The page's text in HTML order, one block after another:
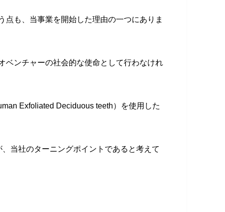
も、当事業を開始した理由の一つにありま
ベンチャーの社会的な使命として行わなけれ
Exfoliated Deciduous teeth）を使用した
当社のターニングポイントであると考えて